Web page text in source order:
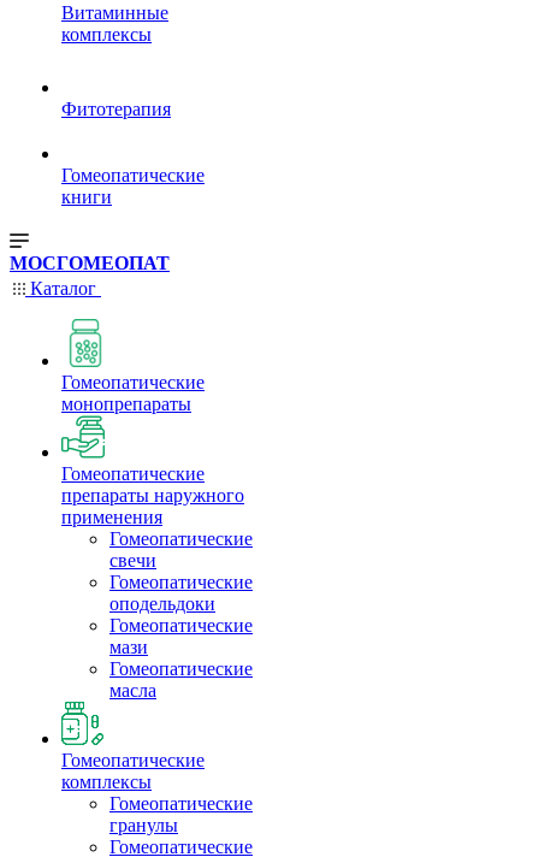
Витаминные
комплексы
Фитотерапия
Гомеопатические
книги
МОСГОМЕОПАТ
Каталог
Гомеопатические
монопрепараты
Гомеопатические
препараты наружного
применения
Гомеопатические
свечи
Гомеопатические
оподельдоки
Гомеопатические
мази
Гомеопатические
масла
Гомеопатические
комплексы
Гомеопатические
гранулы
Гомеопатические